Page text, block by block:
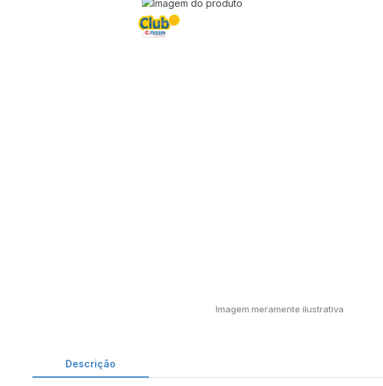
Imagem meramente ilustrativa
Descrição